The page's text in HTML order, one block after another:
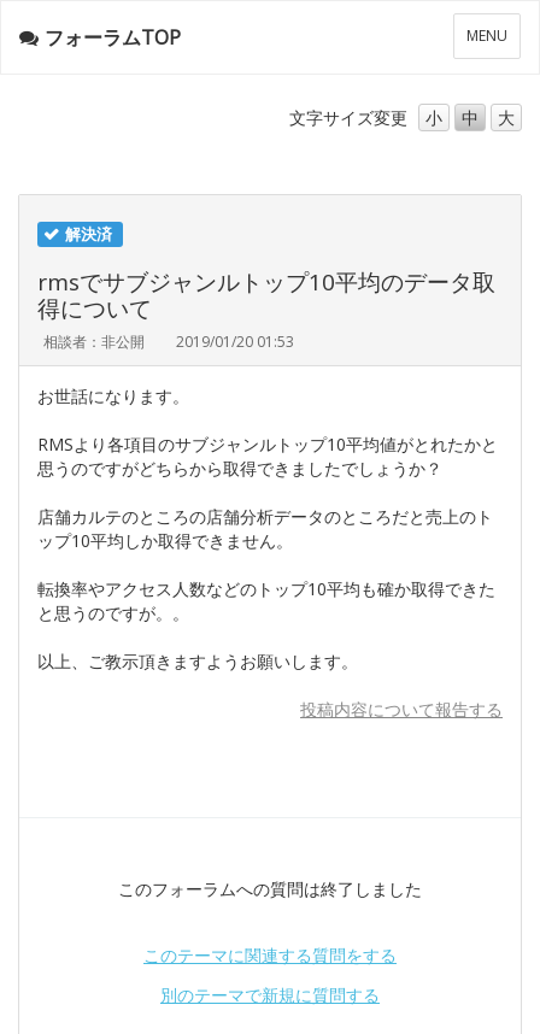
メ
ニ
ー
MENU
フォーラムTOP
文字サイズ変更 小 中 大
解決済
rmsでサブジャンルトップ10平均のデータ取
得について
相談者：非公開 2019/01/20 01:53
お世話になります。
RMSより各項目のサブジャンルトップ10平均値がとれたかと
思うのですがどちらから取得できましたでしょうか？
店舗カルテのところの店舗分析データのところだと売上のト
ップ10平均しか取得できません。
転換率やアクセス人数などのトップ10平均も確か取得できた
と思うのですが。。
以上、ご教示頂きますようお願いします。
投稿内容について報告する
このフォーラムへの質問は終了しました
このテーマに関連する質問をする
別のテーマで新規に質問する